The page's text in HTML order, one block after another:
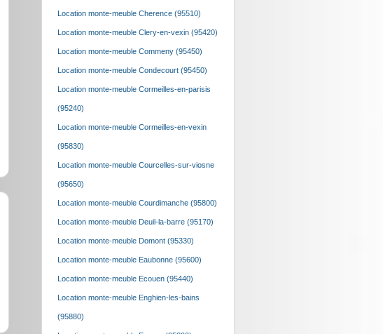
Location monte-meuble Cherence (95510)
Location monte-meuble Clery-en-vexin (95420)
Location monte-meuble Commeny (95450)
Location monte-meuble Condecourt (95450)
Location monte-meuble Cormeilles-en-parisis
(95240)
Location monte-meuble Cormeilles-en-vexin
(95830)
Location monte-meuble Courcelles-sur-viosne
(95650)
Location monte-meuble Courdimanche (95800)
Location monte-meuble Deuil-la-barre (95170)
Location monte-meuble Domont (95330)
Location monte-meuble Eaubonne (95600)
Location monte-meuble Ecouen (95440)
Location monte-meuble Enghien-les-bains
(95880)